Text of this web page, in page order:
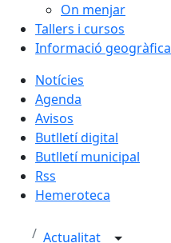
On menjar
Tallers i cursos
Informació geogràfica
Notícies
Agenda
Avisos
Butlletí digital
Butlletí municipal
Rss
Hemeroteca
Actualitat